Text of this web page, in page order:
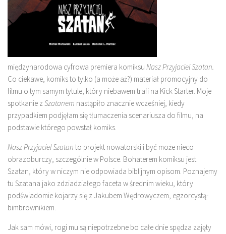
międzynarodowa cyfrowa premiera komiksu Nasz Przyjaciel Szatan.
Co ciekawe, komiks to tylko (a może aż?) materiał promocyjny do
filmu o tym samym tytule, który niebawem trafi na Kick Starter. Moje
spotkanie z Szatanem nastąpiło znacznie wcześniej, kiedy
przypadkiem podjęłam się tłumaczenia scenariusza do filmu, na
podstawie którego powstał komiks.
Nasz Przyjaciel Szatan to projekt nowatorski i być może nieco
obrazoburczy, szczególnie w Polsce. Bohaterem komiksu jest
Szatan, który w niczym nie odpowiada biblijnym opisom. Poznajemy
tu Szatana jako zdziadziałego faceta w średnim wieku, który
podświadomie kojarzy się z Jakubem Wędrowyczem, egzorcystą-
bimbrownikiem.
Jak sam mówi, rogi mu są niepotrzebne bo całe dnie spędza zajęty